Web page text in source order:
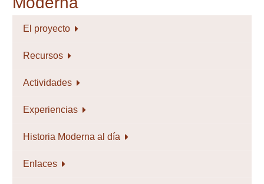
El proyecto
Recursos
Actividades
Experiencias
Historia Moderna al día
Enlaces